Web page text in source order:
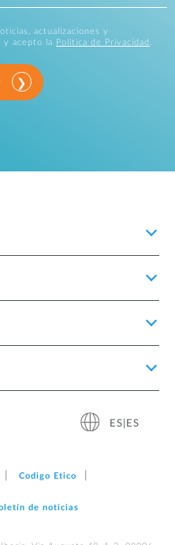
actualizaciones y
y acepto la
Política de Privacidad
ES|ES
Codigo Etico
de noticias